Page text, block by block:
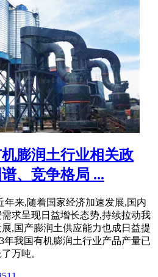
膨润土行业相关政
、竞争格局 ...
年来,随着国家经济加速发展,国内
求呈现日益增长态势,持续拉动我
,国产膨润土供应能力也成日益提
年我国有机膨润土行业产品产量已
万吨。